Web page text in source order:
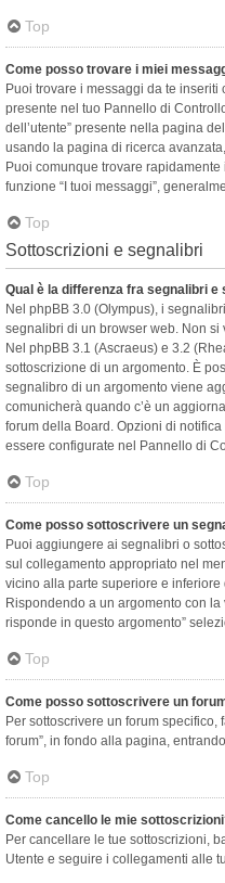
Top
Come posso trovare i miei
Puoi trovare i messaggi da te inseriti
presente nel tuo Pannello di
dell’utente” presente nella pagina
usando la pagina di ricerca
Puoi comunque trovare
funzione “I tuoi messaggi”,
Top
Sottoscrizioni e segnalibri
Qual è la differenza fra segnalibri
Nel phpBB 3.0 (Olympus), i
segnalibri di un browser web. Non
Nel phpBB 3.1 (Ascraeus) e 3.2
sottoscrizione di un argomento. È
segnalibro di un argomento viene
comunicherà quando c’è un
forum della Board. Opzioni di
essere configurate nel Pannello di
Top
Come posso sottoscrivere un
Puoi aggiungere ai segnalibri o
sul collegamento appropriato nel
vicino alla parte superiore e inferiore
Rispondendo a un argomento con
risponde in questo argomento”
Top
Come posso sottoscrivere un
Per sottoscrivere un forum specifico,
forum”, in fondo alla pagina,
Top
Come cancello le mie
Per cancellare le tue sottoscrizioni,
Utente e seguire i collegamenti alle